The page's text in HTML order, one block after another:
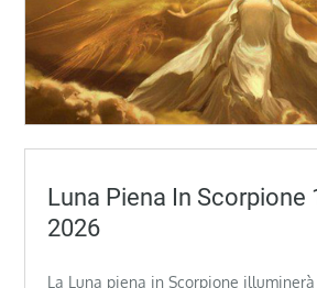
Luna Piena In Scorpione
2026
La Luna piena in Scorpione